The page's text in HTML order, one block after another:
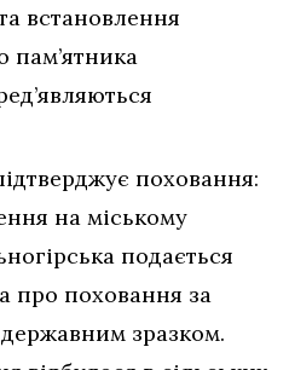
встановлення
пам’ятника
поховання:
на міському
подається
про поховання за
зразком.